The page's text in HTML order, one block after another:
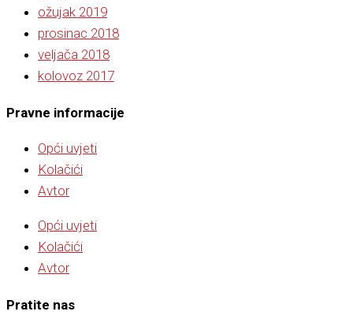
ožujak 2019
prosinac 2018
veljača 2018
kolovoz 2017
Pravne informacije
Opći uvjeti
Kolačići
Avtor
Opći uvjeti
Kolačići
Avtor
Pratite nas